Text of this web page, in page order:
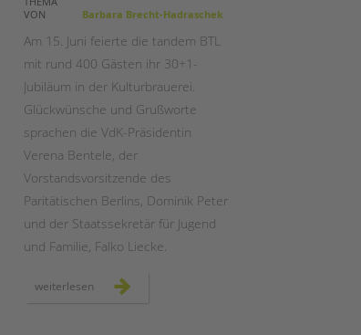
VON
Barbara Brecht-Hadraschek
Am 15. Juni feierte die tandem BTL
mit rund 400 Gästen ihr 30+1-
Jubiläum in der Kulturbrauerei.
Glückwünsche und Grußworte
sprachen die VdK-Präsidentin
Verena Bentele, der
Vorstandsvorsitzende des
Paritätischen Berlins, Dominik Peter
und der Staatssekretär für Jugend
und Familie, Falko Liecke.
weiterlesen
tandem